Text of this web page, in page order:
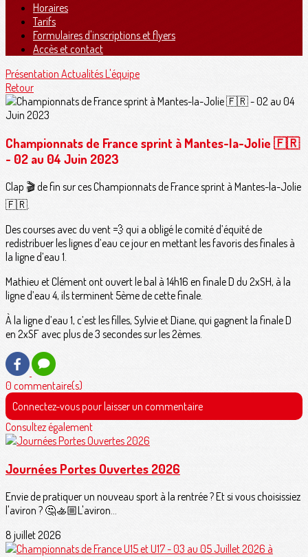
Horaires
Tarifs
Formulaires d'inscriptions et flyers
Accès et contact
Présentation ActualitésL'équipe
Retour
Championnats de France sprint à Mantes-la-Jolie 🇫🇷
- 02 au 04 Juin 2023
Clap 🎬 de fin sur ces Championnats de France sprint à Mantes-la-Jolie
🇫🇷.
Des courses avec du vent 💨 qui a obligé le comité d’équité de
redistribuer les lignes d’eau ce jour en mettant les favoris des finales à
la ligne d’eau 1.
Mathieu et Clément ont ouvert le bal à 14h16 en finale D du 2xSH, à la
ligne d’eau 4, ils terminent 5ème de cette finale.
À la ligne d’eau 1, c’est les filles, Sylvie et Diane, qui gagnent la finale D
en 2xSF avec plus de 3 secondes sur les 2èmes.
0 commentaire(s)
Connectez-vous pour laisser un commentaire
Consultez également
Journées Portes Ouvertes 2026
Envie de pratiquer un nouveau sport à la rentrée ? Et si vous choisissiez
l'aviron ? 🤔🚣🏼L'aviron...
8 juillet 2026